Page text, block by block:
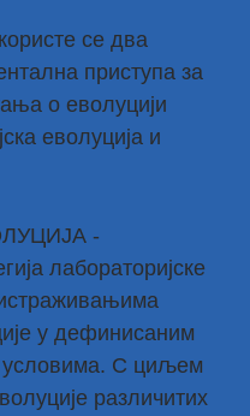
се два
приступа за
о еволуцији
еволуција и
-
лабораторијске
у дефинисаним
условима. С циљем
различитих